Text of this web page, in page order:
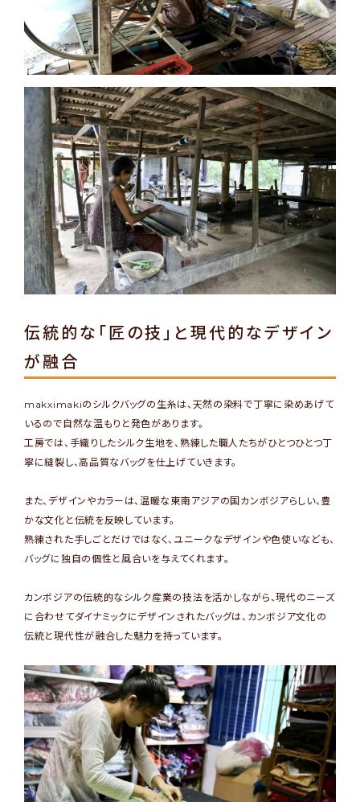
伝統的な「匠の技」と現代的なデザイン
が融合
makximakiのシルクバッグの生糸は、天然の染料で丁寧に染めあげて
いるので自然な温もりと発色があります。
工房では、手織りしたシルク生地を、熟練した職人たちがひとつひとつ丁
寧に縫製し、高品質なバッグを仕上げていきます。
また、デザインやカラーは、温暖な東南アジアの国カンボジアらしい、豊
かな文化と伝統を反映しています。
熟練された手しごとだけではなく、ユニークなデザインや色使いなども、
バッグに独自の個性と風合いを与えてくれます。
カンボジアの伝統的なシルク産業の技法を活かしながら、現代のニーズ
に合わせてダイナミックにデザインされたバッグは、カンボジア文化の
伝統と現代性が融合した魅力を持っています。